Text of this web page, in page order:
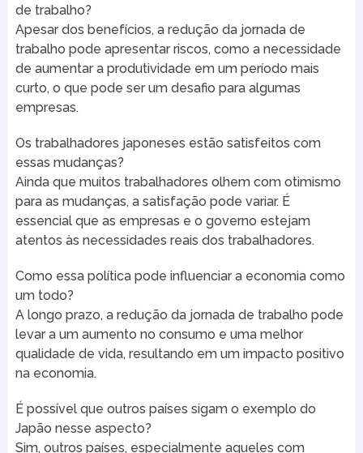
de trabalho?
Apesar dos benefícios, a redução da jornada de
trabalho pode apresentar riscos, como a necessidade
de aumentar a produtividade em um período mais
curto, o que pode ser um desafio para algumas
empresas.
Os trabalhadores japoneses estão satisfeitos com
essas mudanças?
Ainda que muitos trabalhadores olhem com otimismo
para as mudanças, a satisfação pode variar. É
essencial que as empresas e o governo estejam
atentos às necessidades reais dos trabalhadores.
Como essa política pode influenciar a economia como
um todo?
A longo prazo, a redução da jornada de trabalho pode
levar a um aumento no consumo e uma melhor
qualidade de vida, resultando em um impacto positivo
na economia.
É possível que outros países sigam o exemplo do
Japão nesse aspecto?
Sim, outros países, especialmente aqueles com